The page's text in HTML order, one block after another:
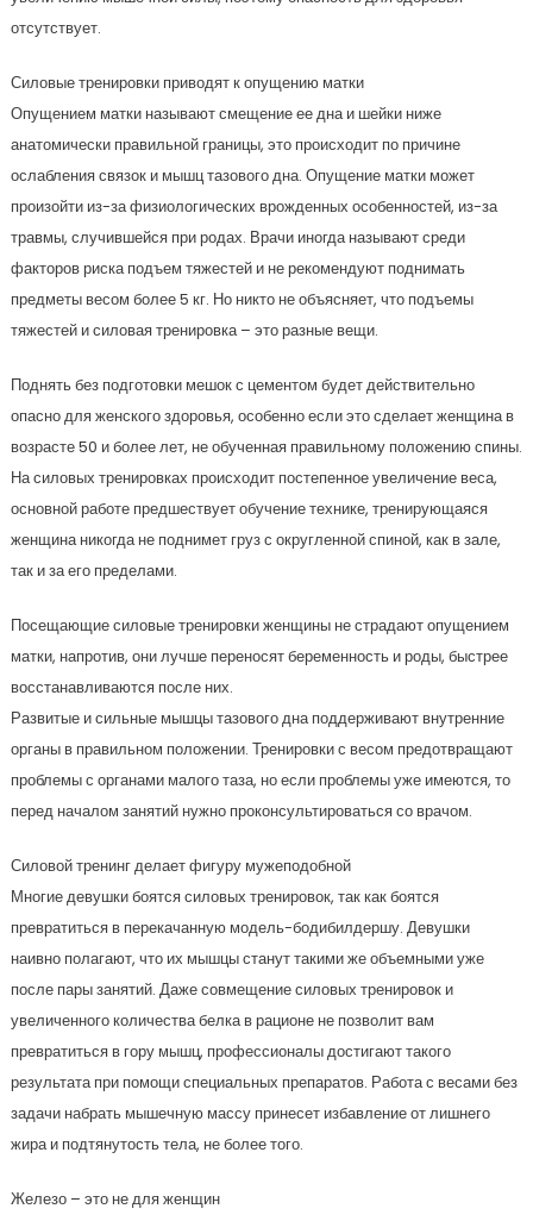
отсутствует.
Силовые тренировки приводят к опущению матки
Опущением матки называют смещение ее дна и шейки ниже
анатомически правильной границы, это происходит по причине
ослабления связок и мышц тазового дна. Опущение матки может
произойти из-за физиологических врожденных особенностей, из-за
травмы, случившейся при родах. Врачи иногда называют среди
факторов риска подъем тяжестей и не рекомендуют поднимать
предметы весом более 5 кг. Но никто не объясняет, что подъемы
тяжестей и силовая тренировка – это разные вещи.
Поднять без подготовки мешок с цементом будет действительно
опасно для женского здоровья, особенно если это сделает женщина в
возрасте 50 и более лет, не обученная правильному положению спины.
На силовых тренировках происходит постепенное увеличение веса,
основной работе предшествует обучение технике, тренирующаяся
женщина никогда не поднимет груз с округленной спиной, как в зале,
так и за его пределами.
Посещающие силовые тренировки женщины не страдают опущением
матки, напротив, они лучше переносят беременность и роды, быстрее
восстанавливаются после них.
Развитые и сильные мышцы тазового дна поддерживают внутренние
органы в правильном положении. Тренировки с весом предотвращают
проблемы с органами малого таза, но если проблемы уже имеются, то
перед началом занятий нужно проконсультироваться со врачом.
Силовой тренинг делает фигуру мужеподобной
Многие девушки боятся силовых тренировок, так как боятся
превратиться в перекачанную модель-бодибилдершу. Девушки
наивно полагают, что их мышцы станут такими же объемными уже
после пары занятий. Даже совмещение силовых тренировок и
увеличенного количества белка в рационе не позволит вам
превратиться в гору мышц, профессионалы достигают такого
результата при помощи специальных препаратов. Работа с весами без
задачи набрать мышечную массу принесет избавление от лишнего
жира и подтянутость тела, не более того.
Железо – это не для женщин